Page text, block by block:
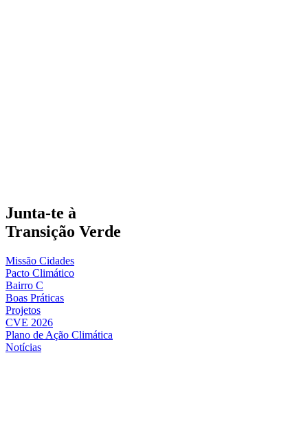
Junta-te à
Transição Verde
Missão Cidades
Pacto Climático
Bairro C
Boas Práticas
Projetos
CVE 2026
Plano de Ação Climática
Notícias